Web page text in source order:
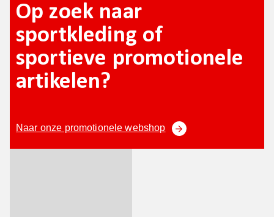
Op zoek naar
sportkleding of
sportieve promotionele
artikelen?
Naar onze promotionele webshop